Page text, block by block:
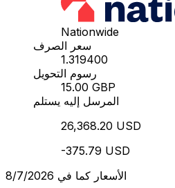
Nationwide
سعر الصرف
1.319400
رسوم التحويل
15.00 GBP
المرسل إليه يستلم
26,368.20 USD
-375.79 USD
الأسعار كما في 8/7/2026